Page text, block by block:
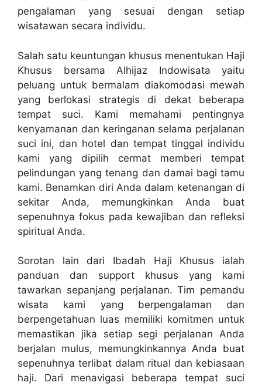
pengalaman yang sesuai dengan setiap
wisatawan secara individu.
Salah satu keuntungan khusus menentukan Haji
Khusus bersama Alhijaz Indowisata yaitu
peluang untuk bermalam diakomodasi mewah
yang berlokasi strategis di dekat beberapa
tempat suci. Kami memahami pentingnya
kenyamanan dan keringanan selama perjalanan
suci ini, dan hotel dan tempat tinggal individu
kami yang dipilih cermat memberi tempat
pelindungan yang tenang dan damai bagi tamu
kami. Benamkan diri Anda dalam ketenangan di
sekitar Anda, memungkinkan Anda buat
sepenuhnya fokus pada kewajiban dan refleksi
spiritual Anda.
Sorotan lain dari Ibadah Haji Khusus ialah
panduan dan support khusus yang kami
tawarkan sepanjang perjalanan. Tim pemandu
wisata kami yang berpengalaman dan
berpengetahuan luas memiliki komitmen untuk
memastikan jika setiap segi perjalanan Anda
berjalan mulus, memungkinkannya Anda buat
sepenuhnya terlibat dalam ritual dan kebiasaan
haji. Dari menavigasi beberapa tempat suci